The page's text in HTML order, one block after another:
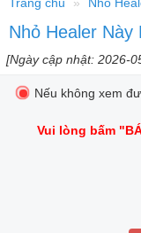
Nhỏ Healer Này
[Ngày cập nhật: 2026-
Nếu không xem
Vui lòng bấm